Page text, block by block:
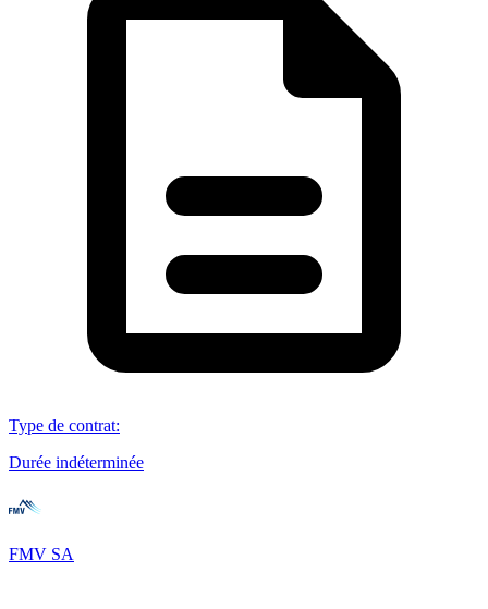
Type de contrat:
Durée indéterminée
FMV SA